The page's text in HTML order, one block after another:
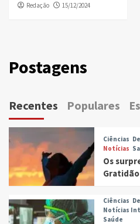
Redação 15/12/2024
Postagens
Recentes Populares
Ciências
Notícias
Os
Ciências
Notícias
Saúde